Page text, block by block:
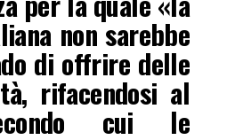
non sarebbe
di offrire delle
rifacendosi al
cui le